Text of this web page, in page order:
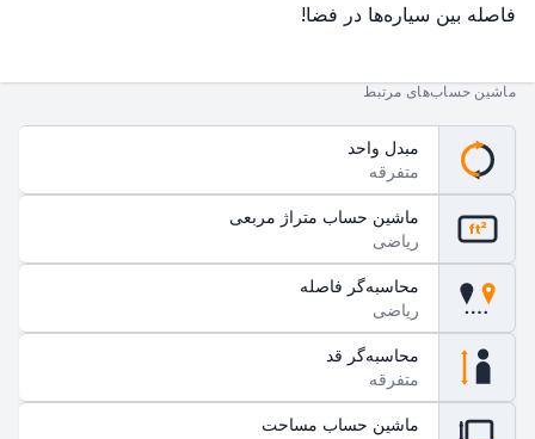
فاصله بین سیاره‌ها در فضا!
ماشین حساب‌های مرتبط
مبدل واحد
متفرقه
ft²
ماشین حساب متراژ مربعی
ریاضی
محاسبه‌گر فاصله
ریاضی
محاسبه‌گر قد
متفرقه
ماشین حساب مساحت